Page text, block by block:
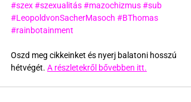
#szex#szexualitás#mazochizmus#sub
#LeopoldvonSacherMasoch #BThomas
#rainbotainment
Oszd meg cikkeinket és nyerj balatoni hosszú
hétvégét. A részletekről bővebben itt.